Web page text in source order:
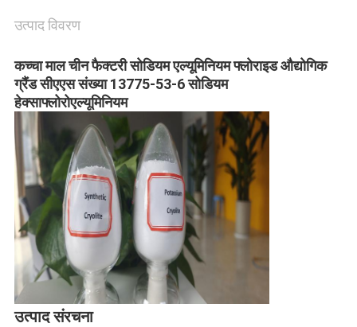
उत्पाद विवरण
कच्चा माल चीन फैक्टरी सोडियम एल्यूमिनियम फ्लोराइड औद्योगिक
ग्रैंड सीएएस संख्या 13775-53-6 सोडियम
हेक्साफ्लोरोएल्यूमिनियम
उत्पाद संरचना